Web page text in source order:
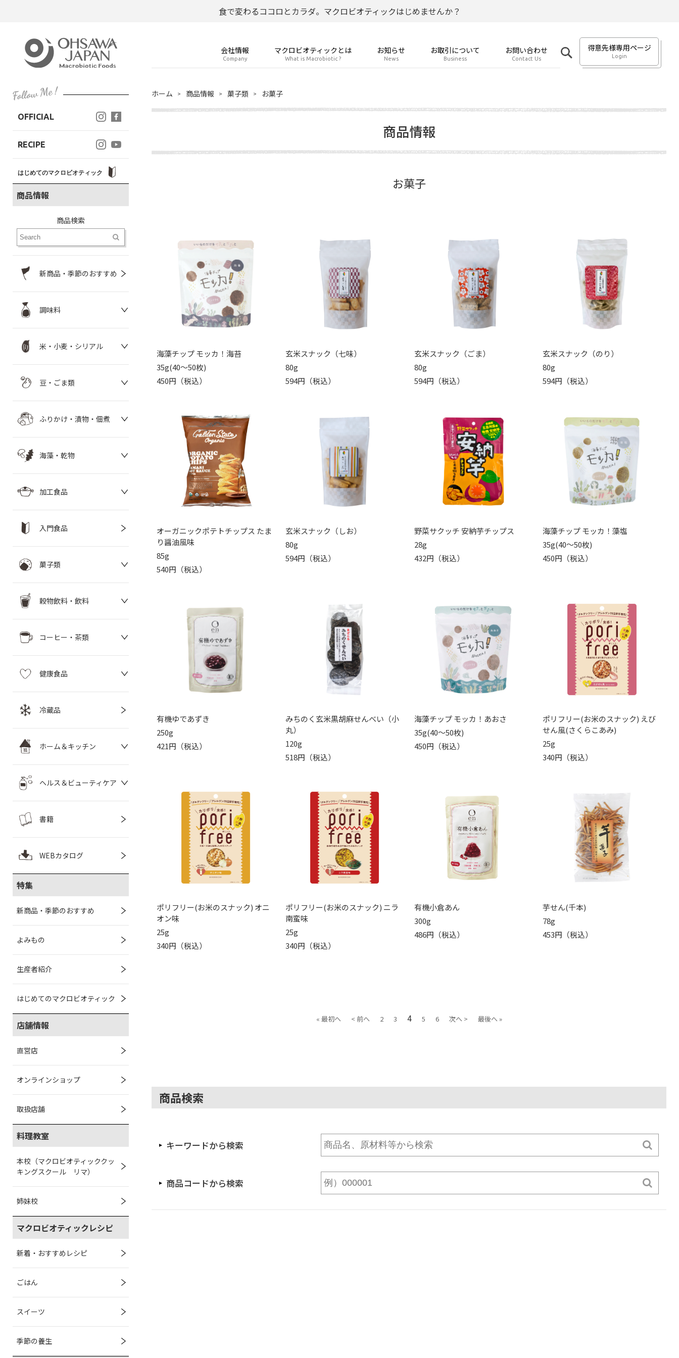
食で変わるココロとカラダ。マクロビオティックはじめませんか？
会社情報
Company
マクロビオティックとは
What is Macrobiotic ?
お知らせ
News
お取引について
Business
お問い合わせ
Contact Us
得意先様専用ページ
Login
OFFICIAL
RECIPE
はじめてのマクロビオティック
商品情報
商品検索
新商品・季節のおすすめ
調味料
米・小麦・シリアル
豆・ごま類
ふりかけ・漬物・佃煮
海藻・乾物
加工食品
入門食品
菓子類
穀物飲料・飲料
コーヒー・茶類
健康食品
冷蔵品
ホーム＆キッチン
ヘルス＆ビューティケア
書籍
WEBカタログ
特集
新商品・季節のおすすめ
よみもの
生産者紹介
はじめてのマクロビオティック
店舗情報
直営店
オンラインショップ
取扱店舗
料理教室
本校（マクロビオティッククッ
キングスクール リマ）
姉妹校
マクロビオティックレシピ
新着・おすすめレシピ
ごはん
スイーツ
季節の養生
ホーム 商品情報 菓子類 お菓子
商品情報
お菓子
海藻チップ モッカ！海苔
35g(40～50枚)
450円（税込）
玄米スナック（七味）
80g
594円（税込）
玄米スナック（ごま）
80g
594円（税込）
玄米スナック（のり）
80g
594円（税込）
オーガニックポテトチップス たま
り醤油風味
85g
540円（税込）
玄米スナック（しお）
80g
594円（税込）
野菜サクッチ 安納芋チップス
28g
432円（税込）
海藻チップ モッカ！藻塩
35g(40～50枚)
450円（税込）
有機ゆであずき
250g
421円（税込）
みちのく玄米黒胡麻せんべい（小
丸）
120g
518円（税込）
海藻チップ モッカ！あおさ
35g(40～50枚)
450円（税込）
ポリフリー(お米のスナック) えび
せん風(さくらこあみ)
25g
340円（税込）
ポリフリー(お米のスナック) オニ
オン味
25g
340円（税込）
ポリフリー(お米のスナック) ニラ
南蛮味
25g
340円（税込）
有機小倉あん
300g
486円（税込）
芋せん(千本)
78g
453円（税込）
« 最初へ < 前へ 2 3 4 5 6 次へ > 最後へ »
商品検索
キーワードから検索
商品コードから検索